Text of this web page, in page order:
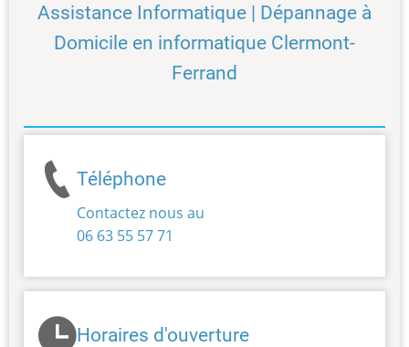
Assistance Informatique | Dépannage à
Domicile en informatique Clermont-
Ferrand
Téléphone
Contactez nous au
06 63 55 57 71
Horaires d'ouverture